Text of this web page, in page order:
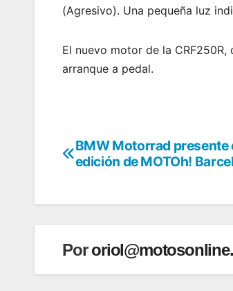
(Agresivo). Una pequeña luz
El nuevo motor de la
arranque a pedal.
Navegación
entradas
BMW Motorrad presente
edición de MOTOh!
Por